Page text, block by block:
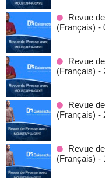
Revue
(Français) -
Revue
(Français) -
Revue
(Français) -
Revue
(Français) -